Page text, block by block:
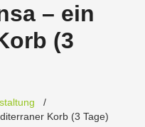
– ein
(3
/
Korb (3 Tage)